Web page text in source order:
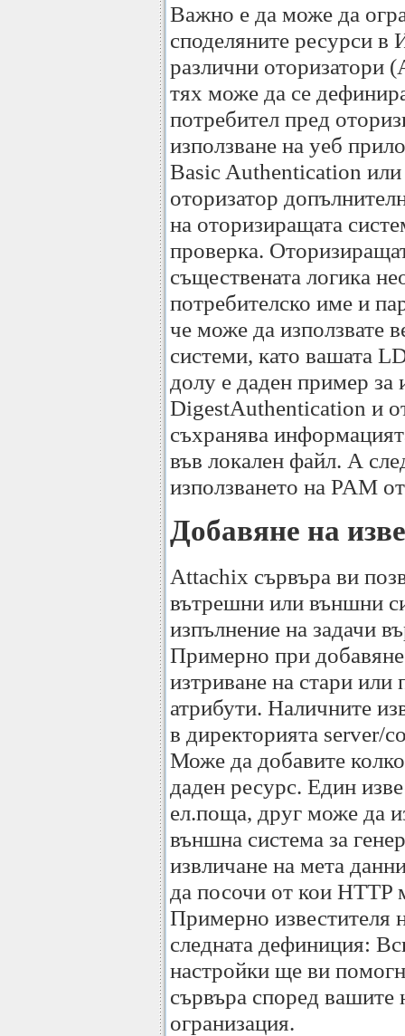
Важно е да може да
споделяните ресурси в
различни оторизатори
тях може да се
потребител пред
използване на уеб
Basic Authentication
оторизатор
на оторизиращата
проверка.
съществената логика
потребителско име и
че може да използвате
системи, като вашата
долу е даден пример за
DigestAuthentication и
съхранява
във локален файл. А
използването на PAM
Добавяне на
Attachix сървъра ви
вътрешни или външни
изпълнение на задачи
Примерно при
изтриване на стари
атрибути. Наличните
в директорията server/
Може да добавите
даден ресурс. Един
ел.поща, друг може да
външна система за
извличане на мета
да посочи от кои HTTP
Примерно известителя
следната дефиниция:
настройки ще ви
сървъра според
огранизация.